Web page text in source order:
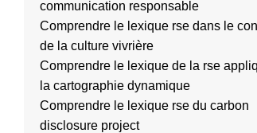
communication responsable
Comprendre le lexique rse dans le
de la culture vivrière
Comprendre le lexique de la rse
la cartographie dynamique
Comprendre le lexique rse du carbon
disclosure project